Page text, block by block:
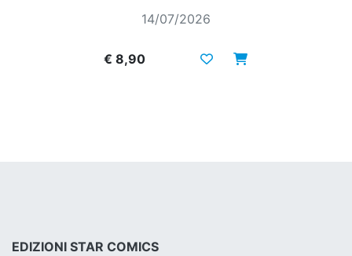
14/07/2026
€ 8,90
EDIZIONI STAR COMICS